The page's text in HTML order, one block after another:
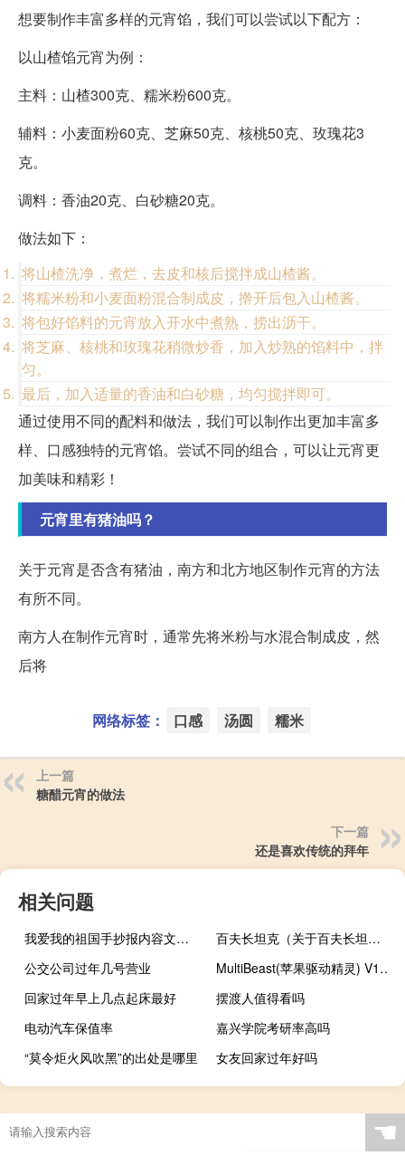
想要制作丰富多样的元宵馅，我们可以尝试以下配方：
以山楂馅元宵为例：
主料：山楂300克、糯米粉600克。
辅料：小麦面粉60克、芝麻50克、核桃50克、玫瑰花3
克。
调料：香油20克、白砂糖20克。
做法如下：
将山楂洗净，煮烂，去皮和核后搅拌成山楂酱。
将糯米粉和小麦面粉混合制成皮，擀开后包入山楂酱。
将包好馅料的元宵放入开水中煮熟，捞出沥干。
将芝麻、核桃和玫瑰花稍微炒香，加入炒熟的馅料中，拌
匀。
最后，加入适量的香油和白砂糖，均匀搅拌即可。
通过使用不同的配料和做法，我们可以制作出更加丰富多
样、口感独特的元宵馅。尝试不同的组合，可以让元宵更
加美味和精彩！
元宵里有猪油吗？
关于元宵是否含有猪油，南方和北方地区制作元宵的方法
有所不同。
南方人在制作元宵时，通常先将米粉与水混合制成皮，然
后将
网络标签： 口感 汤圆 糯米
上一篇
糖醋元宵的做法
下一篇
还是喜欢传统的拜年
相关问题
我爱我的祖国手抄报内容文字（我爱我的祖国手抄报内容）
百夫长坦克（关于百夫长坦克的介绍）
公交公司过年几号营业
MultiBeast(苹果驱动精灵) V10.4.0 Mac版（MultiBeast(苹果驱动精灵) V10.4.0 Mac版功能简介）
回家过年早上几点起床最好
摆渡人值得看吗
电动汽车保值率
嘉兴学院考研率高吗
“莫令炬火风吹黑”的出处是哪里
女友回家过年好吗
☚